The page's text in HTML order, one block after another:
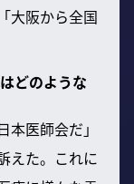
大阪から全国
どのような
医師会だ」
えた。これに